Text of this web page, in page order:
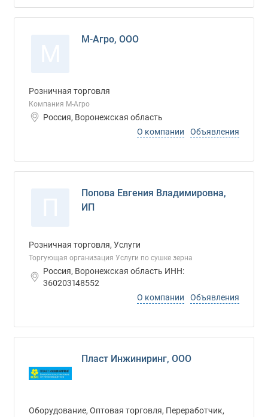
М-Агро, ООО
Розничная торговля
Компания М-Агро
Россия, Воронежская область
О компании
Объявления
Попова Евгения Владимировна,
ИП
Розничная торговля, Услуги
Торгующая организация Услуги по сушке зерна
Россия, Воронежская область ИНН:
360203148552
О компании
Объявления
Пласт Инжиниринг, ООО
Оборудование, Оптовая торговля, Переработчик,